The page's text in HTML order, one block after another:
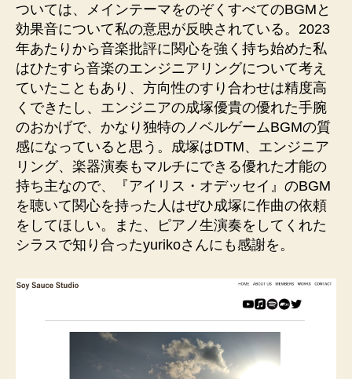
ついては、メインテーマをのぞくすべてのBGMと
効果音について私の意思が反映されている。2023
年あたりから音楽批評に関心を強く持ち始めた私
はひたすら音楽のエンジニアリングについて考え
ていたこともあり、方向性のすり合わせは精度高
くできたし、エンジニアの成塚優貴の優れた手腕
のおかげで、かなり独特のノベルゲームBGMの質
感になっていると思う。成塚はDTM、エンジニア
リング、楽器演奏もマルチにできる優れた才能の
持ち主なので、『アイリス・オデッセイ』のBGM
を聴いて関心を持った人はぜひ成塚に作曲の依頼
をしてほしい。また、ピアノ生演奏をしてくれた
シラスで知り合ったyurikoさんにも感謝を。